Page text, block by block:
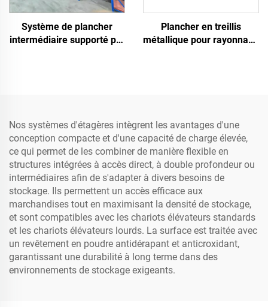
Système de plancher
intermédiaire supporté par
Plancher en treillis
métallique pour rayonnage
Nos systèmes d'étagères intègrent les avantages d'une
conception compacte et d'une capacité de charge élevée,
ce qui permet de les combiner de manière flexible en
structures intégrées à accès direct, à double profondeur ou
intermédiaires afin de s'adapter à divers besoins de
stockage. Ils permettent un accès efficace aux
marchandises tout en maximisant la densité de stockage,
et sont compatibles avec les chariots élévateurs standards
et les chariots élévateurs lourds. La surface est traitée avec
un revêtement en poudre antidérapant et anticroxidant,
garantissant une durabilité à long terme dans des
environnements de stockage exigeants.